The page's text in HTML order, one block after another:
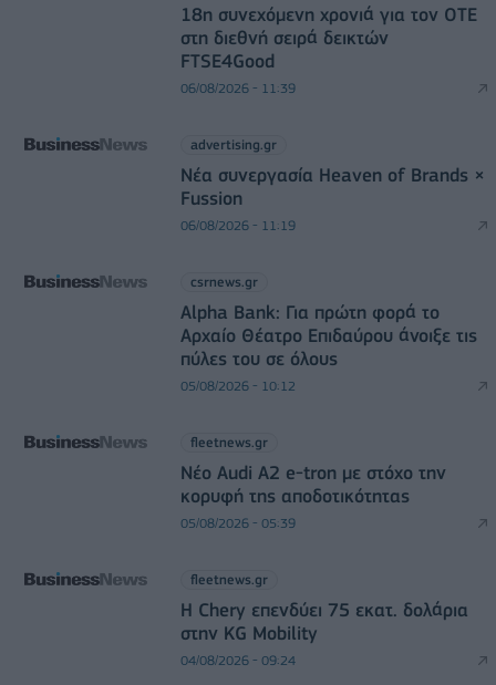
18η συνεχόμενη χρονιά για τον ΟΤΕ
στη διεθνή σειρά δεικτών
FTSE4Good
06/08/2026 - 11:39
advertising.gr
Νέα συνεργασία Heaven of Brands ×
Fussion
06/08/2026 - 11:19
csrnews.gr
Alpha Bank: Για πρώτη φορά το
Αρχαίο Θέατρο Επιδαύρου άνοιξε τις
πύλες του σε όλους
05/08/2026 - 10:12
fleetnews.gr
Νέο Audi A2 e-tron με στόχο την
κορυφή της αποδοτικότητας
05/08/2026 - 05:39
fleetnews.gr
Η Chery επενδύει 75 εκατ. δολάρια
στην KG Mobility
04/08/2026 - 09:24